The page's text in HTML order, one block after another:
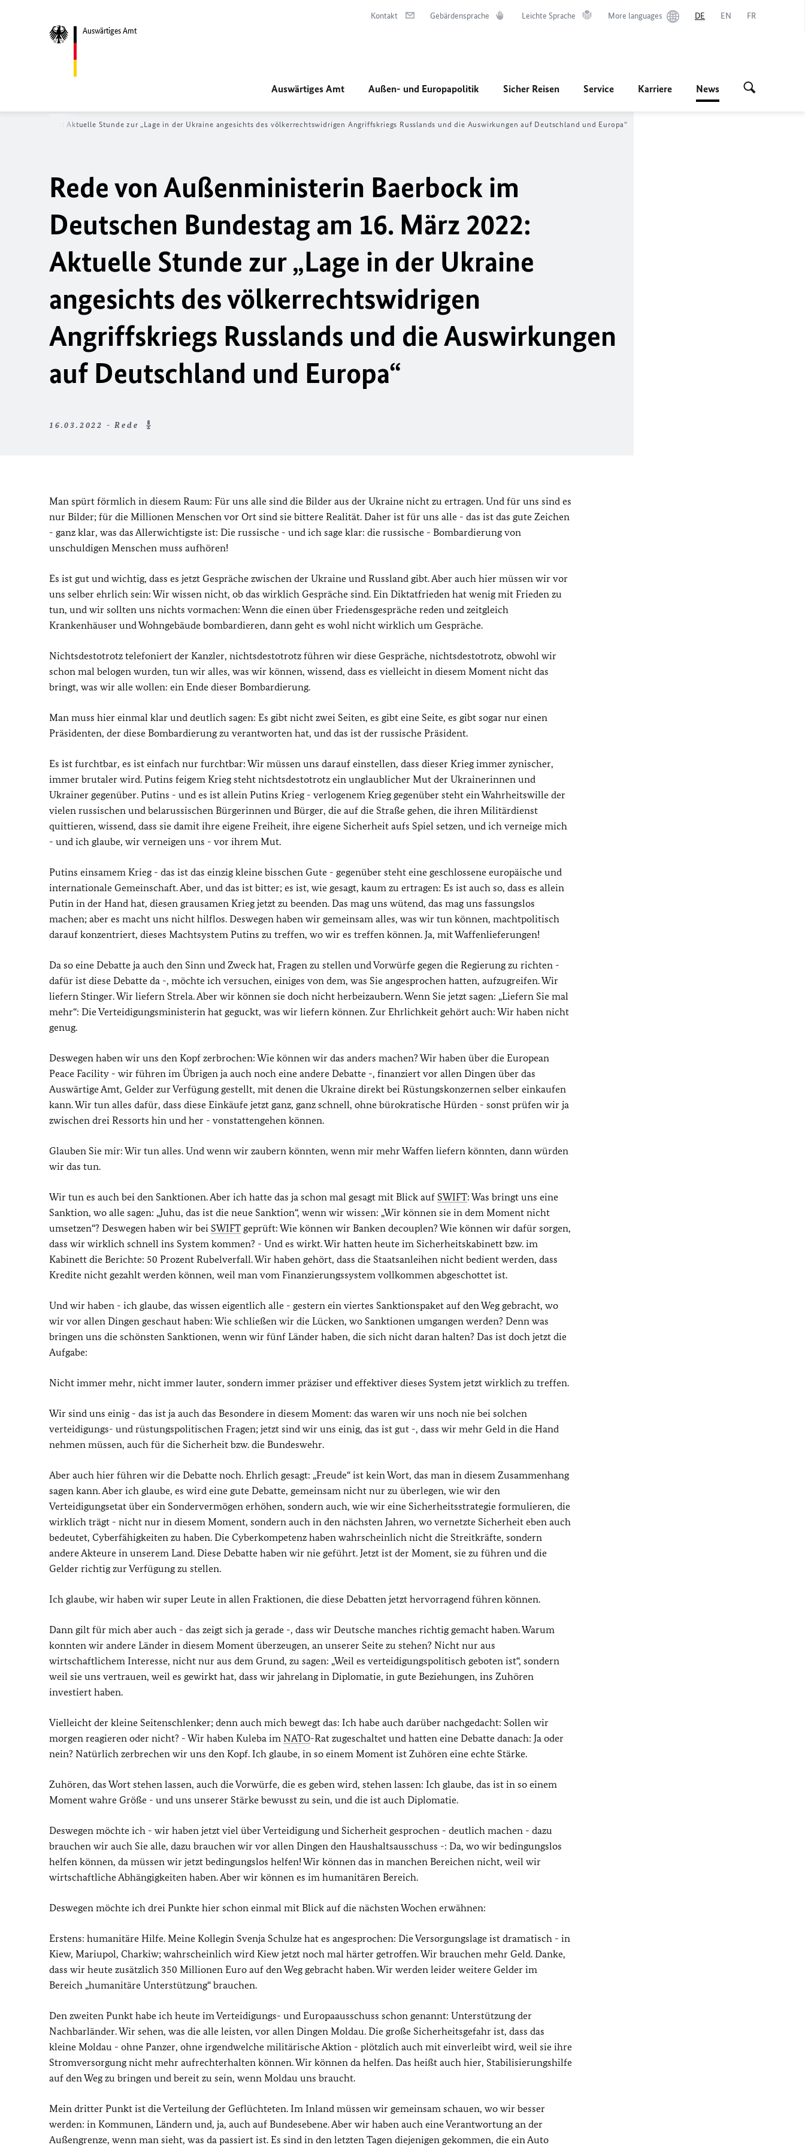
Auswärtiges Amt
Kontakt Gebärdensprache Leichte Sprache More languages DE EN FR
Auswärtiges Amt Außen- und Europapolitik Sicher Reisen Service Karriere News
16. März 2022: Aktuelle Stunde zur „Lage in der Ukraine angesichts des völkerrechtswidrigen Angriffskriegs Russlands und die Auswirkungen auf Deutschland und Europa“
Rede von Außenministerin Baerbock im
Deutschen Bundestag am 16. März 2022:
Aktuelle Stunde zur „Lage in der Ukraine
angesichts des völkerrechtswidrigen
Angriffskriegs Russlands und die Auswirkungen
auf Deutschland und Europa“
16.03.2022 - Rede
Man spürt förmlich in diesem Raum: Für uns alle sind die Bilder aus der Ukraine nicht zu ertragen. Und für uns sind es
nur Bilder; für die Millionen Menschen vor Ort sind sie bittere Realität. Daher ist für uns alle - das ist das gute Zeichen
- ganz klar, was das Allerwichtigste ist: Die russische - und ich sage klar: die russische - Bombardierung von
unschuldigen Menschen muss aufhören!
Es ist gut und wichtig, dass es jetzt Gespräche zwischen der Ukraine und Russland gibt. Aber auch hier müssen wir vor
uns selber ehrlich sein: Wir wissen nicht, ob das wirklich Gespräche sind. Ein Diktatfrieden hat wenig mit Frieden zu
tun, und wir sollten uns nichts vormachen: Wenn die einen über Friedensgespräche reden und zeitgleich
Krankenhäuser und Wohngebäude bombardieren, dann geht es wohl nicht wirklich um Gespräche.
Nichtsdestotrotz telefoniert der Kanzler, nichtsdestotrotz führen wir diese Gespräche, nichtsdestotrotz, obwohl wir
schon mal belogen wurden, tun wir alles, was wir können, wissend, dass es vielleicht in diesem Moment nicht das
bringt, was wir alle wollen: ein Ende dieser Bombardierung.
Man muss hier einmal klar und deutlich sagen: Es gibt nicht zwei Seiten, es gibt eine Seite, es gibt sogar nur einen
Präsidenten, der diese Bombardierung zu verantworten hat, und das ist der russische Präsident.
Es ist furchtbar, es ist einfach nur furchtbar: Wir müssen uns darauf einstellen, dass dieser Krieg immer zynischer,
immer brutaler wird. Putins feigem Krieg steht nichtsdestotrotz ein unglaublicher Mut der Ukrainerinnen und
Ukrainer gegenüber. Putins - und es ist allein Putins Krieg - verlogenem Krieg gegenüber steht ein Wahrheitswille der
vielen russischen und belarussischen Bürgerinnen und Bürger, die auf die Straße gehen, die ihren Militärdienst
quittieren, wissend, dass sie damit ihre eigene Freiheit, ihre eigene Sicherheit aufs Spiel setzen, und ich verneige mich
- und ich glaube, wir verneigen uns - vor ihrem Mut.
Putins einsamem Krieg - das ist das einzig kleine bisschen Gute - gegenüber steht eine geschlossene europäische und
internationale Gemeinschaft. Aber, und das ist bitter; es ist, wie gesagt, kaum zu ertragen: Es ist auch so, dass es allein
Putin in der Hand hat, diesen grausamen Krieg jetzt zu beenden. Das mag uns wütend, das mag uns fassungslos
machen; aber es macht uns nicht hilflos. Deswegen haben wir gemeinsam alles, was wir tun können, machtpolitisch
darauf konzentriert, dieses Machtsystem Putins zu treffen, wo wir es treffen können. Ja, mit Waffenlieferungen!
Da so eine Debatte ja auch den Sinn und Zweck hat, Fragen zu stellen und Vorwürfe gegen die Regierung zu richten -
dafür ist diese Debatte da -, möchte ich versuchen, einiges von dem, was Sie angesprochen hatten, aufzugreifen. Wir
liefern Stinger. Wir liefern Strela. Aber wir können sie doch nicht herbeizaubern. Wenn Sie jetzt sagen: „Liefern Sie mal
mehr“: Die Verteidigungsministerin hat geguckt, was wir liefern können. Zur Ehrlichkeit gehört auch: Wir haben nicht
genug.
Deswegen haben wir uns den Kopf zerbrochen: Wie können wir das anders machen? Wir haben über die European
Peace Facility - wir führen im Übrigen ja auch noch eine andere Debatte -, finanziert vor allen Dingen über das
Auswärtige Amt, Gelder zur Verfügung gestellt, mit denen die Ukraine direkt bei Rüstungskonzernen selber einkaufen
kann. Wir tun alles dafür, dass diese Einkäufe jetzt ganz, ganz schnell, ohne bürokratische Hürden - sonst prüfen wir ja
zwischen drei Ressorts hin und her - vonstattengehen können.
Glauben Sie mir: Wir tun alles. Und wenn wir zaubern könnten, wenn mir mehr Waffen liefern könnten, dann würden
wir das tun.
Wir tun es auch bei den Sanktionen. Aber ich hatte das ja schon mal gesagt mit Blick auf SWIFT: Was bringt uns eine
Sanktion, wo alle sagen: „Juhu, das ist die neue Sanktion“, wenn wir wissen: „Wir können sie in dem Moment nicht
umsetzen“? Deswegen haben wir bei SWIFT geprüft: Wie können wir Banken decouplen? Wie können wir dafür sorgen,
dass wir wirklich schnell ins System kommen? - Und es wirkt. Wir hatten heute im Sicherheitskabinett bzw. im
Kabinett die Berichte: 50 Prozent Rubelverfall. Wir haben gehört, dass die Staatsanleihen nicht bedient werden, dass
Kredite nicht gezahlt werden können, weil man vom Finanzierungssystem vollkommen abgeschottet ist.
Und wir haben - ich glaube, das wissen eigentlich alle - gestern ein viertes Sanktionspaket auf den Weg gebracht, wo
wir vor allen Dingen geschaut haben: Wie schließen wir die Lücken, wo Sanktionen umgangen werden? Denn was
bringen uns die schönsten Sanktionen, wenn wir fünf Länder haben, die sich nicht daran halten? Das ist doch jetzt die
Aufgabe:
Nicht immer mehr, nicht immer lauter, sondern immer präziser und effektiver dieses System jetzt wirklich zu treffen.
Wir sind uns einig - das ist ja auch das Besondere in diesem Moment: das waren wir uns noch nie bei solchen
verteidigungs- und rüstungspolitischen Fragen; jetzt sind wir uns einig, das ist gut -, dass wir mehr Geld in die Hand
nehmen müssen, auch für die Sicherheit bzw. die Bundeswehr.
Aber auch hier führen wir die Debatte noch. Ehrlich gesagt: „Freude“ ist kein Wort, das man in diesem Zusammenhang
sagen kann. Aber ich glaube, es wird eine gute Debatte, gemeinsam nicht nur zu überlegen, wie wir den
Verteidigungsetat über ein Sondervermögen erhöhen, sondern auch, wie wir eine Sicherheitsstrategie formulieren, die
wirklich trägt - nicht nur in diesem Moment, sondern auch in den nächsten Jahren, wo vernetzte Sicherheit eben auch
bedeutet, Cyberfähigkeiten zu haben. Die Cyberkompetenz haben wahrscheinlich nicht die Streitkräfte, sondern
andere Akteure in unserem Land. Diese Debatte haben wir nie geführt. Jetzt ist der Moment, sie zu führen und die
Gelder richtig zur Verfügung zu stellen.
Ich glaube, wir haben wir super Leute in allen Fraktionen, die diese Debatten jetzt hervorragend führen können.
Dann gilt für mich aber auch - das zeigt sich ja gerade -, dass wir Deutsche manches richtig gemacht haben. Warum
konnten wir andere Länder in diesem Moment überzeugen, an unserer Seite zu stehen? Nicht nur aus
wirtschaftlichem Interesse, nicht nur aus dem Grund, zu sagen: „Weil es verteidigungspolitisch geboten ist“, sondern
weil sie uns vertrauen, weil es gewirkt hat, dass wir jahrelang in Diplomatie, in gute Beziehungen, ins Zuhören
investiert haben.
Vielleicht der kleine Seitenschlenker; denn auch mich bewegt das: Ich habe auch darüber nachgedacht: Sollen wir
morgen reagieren oder nicht? - Wir haben Kuleba im NATO-Rat zugeschaltet und hatten eine Debatte danach: Ja oder
nein? Natürlich zerbrechen wir uns den Kopf. Ich glaube, in so einem Moment ist Zuhören eine echte Stärke.
Zuhören, das Wort stehen lassen, auch die Vorwürfe, die es geben wird, stehen lassen: Ich glaube, das ist in so einem
Moment wahre Größe - und uns unserer Stärke bewusst zu sein, und die ist auch Diplomatie.
Deswegen möchte ich - wir haben jetzt viel über Verteidigung und Sicherheit gesprochen - deutlich machen - dazu
brauchen wir auch Sie alle, dazu brauchen wir vor allen Dingen den Haushaltsausschuss -: Da, wo wir bedingungslos
helfen können, da müssen wir jetzt bedingungslos helfen! Wir können das in manchen Bereichen nicht, weil wir
wirtschaftliche Abhängigkeiten haben. Aber wir können es im humanitären Bereich.
Deswegen möchte ich drei Punkte hier schon einmal mit Blick auf die nächsten Wochen erwähnen:
Erstens: humanitäre Hilfe. Meine Kollegin Svenja Schulze hat es angesprochen: Die Versorgungslage ist dramatisch - in
Kiew, Mariupol, Charkiw; wahrscheinlich wird Kiew jetzt noch mal härter getroffen. Wir brauchen mehr Geld. Danke,
dass wir heute zusätzlich 350 Millionen Euro auf den Weg gebracht haben. Wir werden leider weitere Gelder im
Bereich „humanitäre Unterstützung“ brauchen.
Den zweiten Punkt habe ich heute im Verteidigungs- und Europaausschuss schon genannt: Unterstützung der
Nachbarländer. Wir sehen, was die alle leisten, vor allen Dingen Moldau. Die große Sicherheitsgefahr ist, dass das
kleine Moldau - ohne Panzer, ohne irgendwelche militärische Aktion - plötzlich auch mit einverleibt wird, weil sie ihre
Stromversorgung nicht mehr aufrechterhalten können. Wir können da helfen. Das heißt auch hier, Stabilisierungshilfe
auf den Weg zu bringen und bereit zu sein, wenn Moldau uns braucht.
Mein dritter Punkt ist die Verteilung der Geflüchteten. Im Inland müssen wir gemeinsam schauen, wo wir besser
werden: in Kommunen, Ländern und, ja, auch auf Bundesebene. Aber wir haben auch eine Verantwortung an der
Außengrenze, wenn man sieht, was da passiert ist. Es sind in den letzten Tagen diejenigen gekommen, die ein Auto